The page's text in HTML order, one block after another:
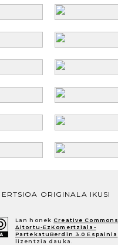
ORIGINALA IKUSI
Lan honek Creative Commons
Aitortu-EzKomertziala-
PartekatuBerdin 3.0 Espainia
lizentzia dauka.